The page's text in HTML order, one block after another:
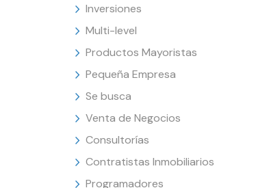
Inversiones
Multi-level
Productos Mayoristas
Pequeña Empresa
Se busca
Venta de Negocios
Consultorías
Contratistas Inmobiliarios
Programadores